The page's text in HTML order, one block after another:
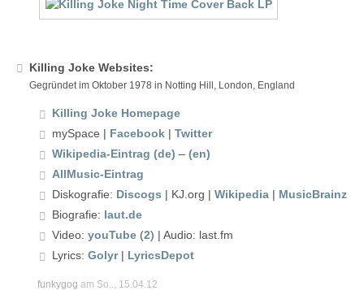
Killing Joke Websites:
Gegründet im Oktober 1978 in Notting Hill, London, England
Killing Joke Homepage
mySpace | Facebook | Twitter
Wikipedia-Eintrag (de) – (en)
AllMusic-Eintrag
Diskografie: Discogs | KJ.org | Wikipedia | MusicBrainz
Biografie: laut.de
Video: youTube (2) | Audio: last.fm
Lyrics: Golyr| LyricsDepot
funkygog am So.., 15.04.12